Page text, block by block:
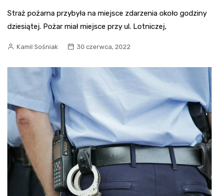
Straż pożarna przybyła na miejsce zdarzenia około godziny
dziesiątej. Pożar miał miejsce przy ul. Lotniczej,
Kamil Sośniak 30 czerwca, 2022